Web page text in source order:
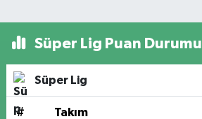
Süper Lig Puan Durumu
Süper Lig
# Takım